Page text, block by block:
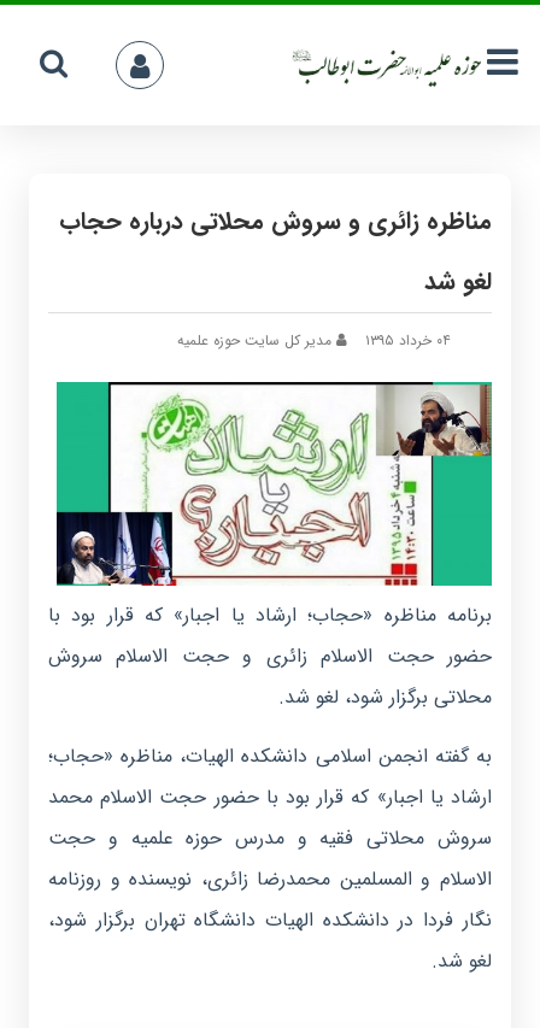
مناظره زائری و سروش محلاتی درباره حجاب
لغو شد
۰۴ خرداد ۱۳۹۵ مدیر کل سایت حوزه علمیه
برنامه مناظره «حجاب؛ ارشاد یا اجبار» که قرار بود با
حضور حجت الاسلام زائری و حجت الاسلام سروش
محلاتی برگزار شود، لغو شد.
به گفته انجمن اسلامی دانشکده الهیات، مناظره «حجاب؛
ارشاد یا اجبار» که قرار بود با حضور حجت الاسلام محمد
سروش محلاتی فقیه و مدرس حوزه علمیه و حجت
الاسلام و المسلمین محمدرضا زائری، نویسنده و روزنامه
نگار فردا در دانشکده الهیات دانشگاه تهران برگزار شود،
لغو شد.